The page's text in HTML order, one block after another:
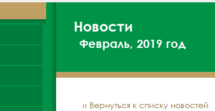
Новости
Февраль, 2019 год
‹‹ Вернуться к списку новостей